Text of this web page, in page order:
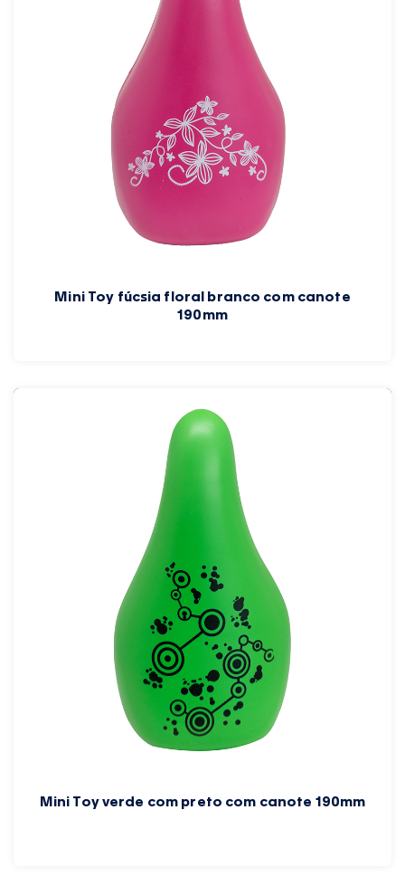
Mini Toy fúcsia floral branco com canote
190mm
Mini Toy verde com preto com canote 190mm